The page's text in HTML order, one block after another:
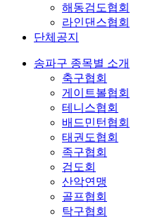
해동검도협회
라인댄스협회
단체공지
송파구 종목별 소개
축구협회
게이트볼협회
테니스협회
배드민턴협회
태권도협회
족구협회
검도회
산악연맹
골프협회
탁구협회